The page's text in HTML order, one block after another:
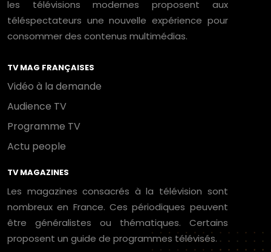
les télévisions modernes proposent aux
téléspectateurs une nouvelle expérience pour
consommer des contenus multimédias.
TV MAG FRANÇAISES
Vidéo à la demande
Audience TV
Programme TV
Actu people
TV MAGAZINES
Les magazines consacrés à la télévision sont
nombreux en France. Ces périodiques peuvent
être généralistes ou thématiques. Certains
proposent un guide de programmes télévisés.